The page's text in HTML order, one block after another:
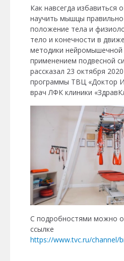
Как навсегда избавиться
научить мышцы
положение тела и
тело и конечности в
методики нейромышечной
применением подвесной
рассказал 23 октября
программы ТВЦ «Доктор
врач ЛФК клиники
С подробностями можно
ссылке
https://www.tvc.ru/channel/